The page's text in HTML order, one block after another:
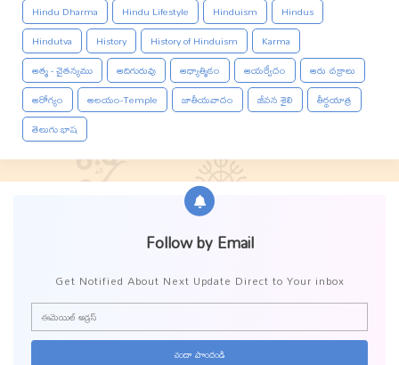
Hindu Dharma Hindu Lifestyle Hinduism
Hindus
Hindutva
History History of Hinduism
Karma
ఆత్మ - చైతన్యము
ఆదిగురువు ఆధ్యాత్మికం ఆయర్వేదం
ఆరు చక్రాలు
ఆరోగ్యం
ఆలయం-Temple జాతీయవాదం జీవన శైలి
తీర్థయాత్ర
తెలుగు భాష
Follow by Email
Get Notified About Next Update Direct to Your inbox